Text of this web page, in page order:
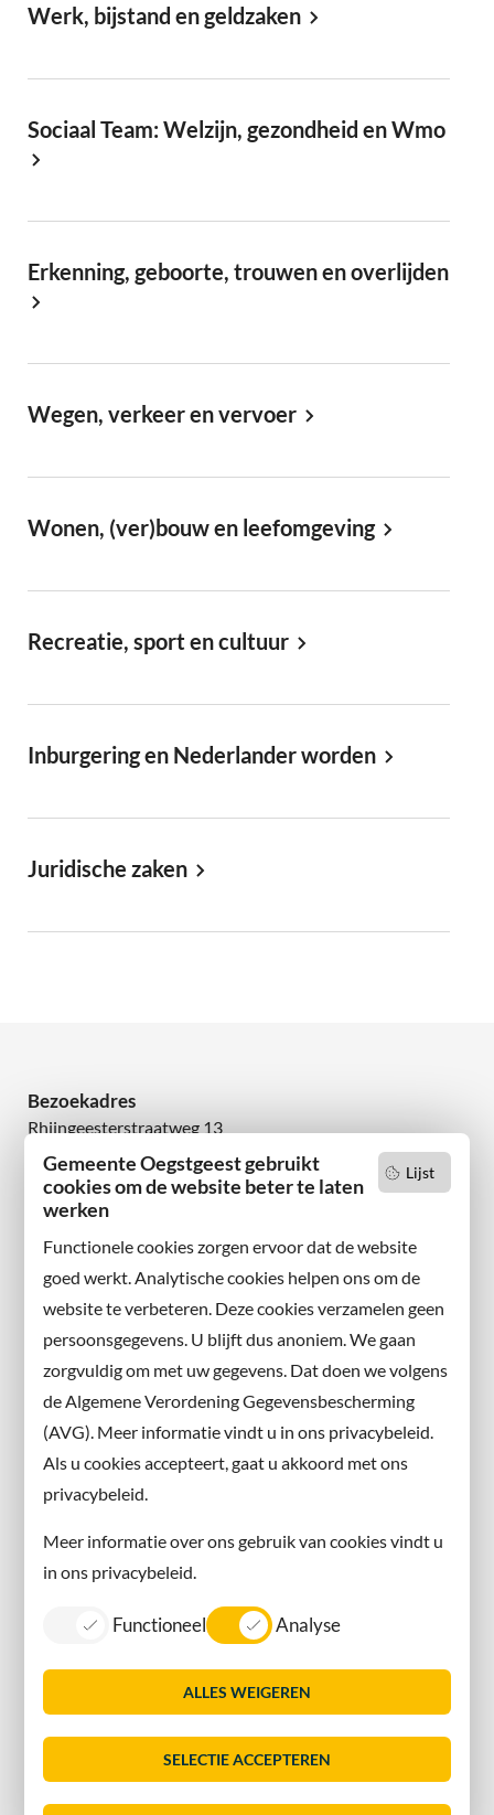
Lijst
Gemeente Oegstgeest gebruikt
cookies om de website beter te laten
werken
Functionele cookies zorgen ervoor dat de website
goed werkt. Analytische cookies helpen ons om de
website te verbeteren. Deze cookies verzamelen geen
persoonsgegevens. U blijft dus anoniem. We gaan
zorgvuldig om met uw gegevens. Dat doen we volgens
de Algemene Verordening Gegevensbescherming
(AVG). Meer informatie vindt u in ons privacybeleid.
Als u cookies accepteert, gaat u akkoord met ons
privacybeleid.
Meer informatie over ons gebruik van cookies vindt u
in ons privacybeleid.
Functioneel Analyse
ALLES WEIGEREN
SELECTIE ACCEPTEREN
Werk, bijstand en geldzaken
Sociaal Team: Welzijn, gezondheid en Wmo
Erkenning, geboorte, trouwen en overlijden
Wegen, verkeer en vervoer
Wonen, (ver)bouw en leefomgeving
Recreatie, sport en cultuur
Inburgering en Nederlander worden
Juridische zaken
Bezoekadres
Rhijngeesterstraatweg 13
2342 AN Oegstgeest
Wilt u niets missen?
en volg ons ook op sociale media.
Facebook
X
Instagram
Contact met de gemeente
Contact
Information in English
Sitemap
Toegankelijkheid
Servicenormen